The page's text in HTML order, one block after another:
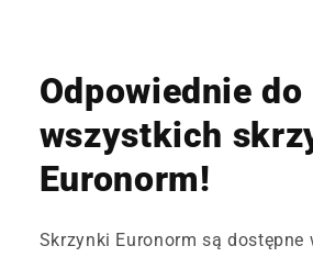
Odpowiednie do
wszystkich
Euronorm!
Skrzynki Euronorm są dostępne